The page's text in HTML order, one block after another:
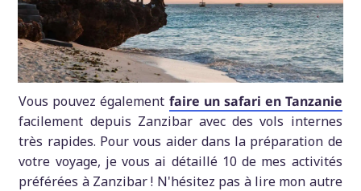
Vous pouvez également faire un safari en Tanzanie
facilement depuis Zanzibar avec des vols internes
très rapides. Pour vous aider dans la préparation de
votre voyage, je vous ai détaillé 10 de mes activités
préférées à Zanzibar ! N'hésitez pas à lire mon autre